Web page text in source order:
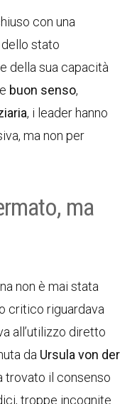
con una
stato
della sua capacità
buon senso,
, i leader hanno
ma non per
ma
non è mai stata
critico riguardava
all’utilizzo diretto
da Ursula von der
trovato il consenso
troppe incognite